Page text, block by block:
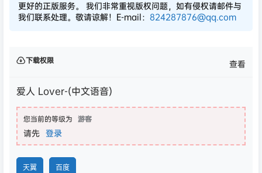
更好的正版服务。 我们非常重视版权问题，如有侵权请邮件与
我们联系处理。敬请谅解！E-mail： 824287876@qq.com
下载权限 查看
爱人 Lover-(中文语音)
您当前的等级为 游客
请先 登录
天翼 百度